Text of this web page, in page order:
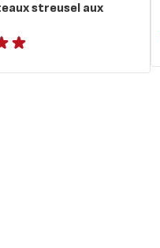
streusel aux